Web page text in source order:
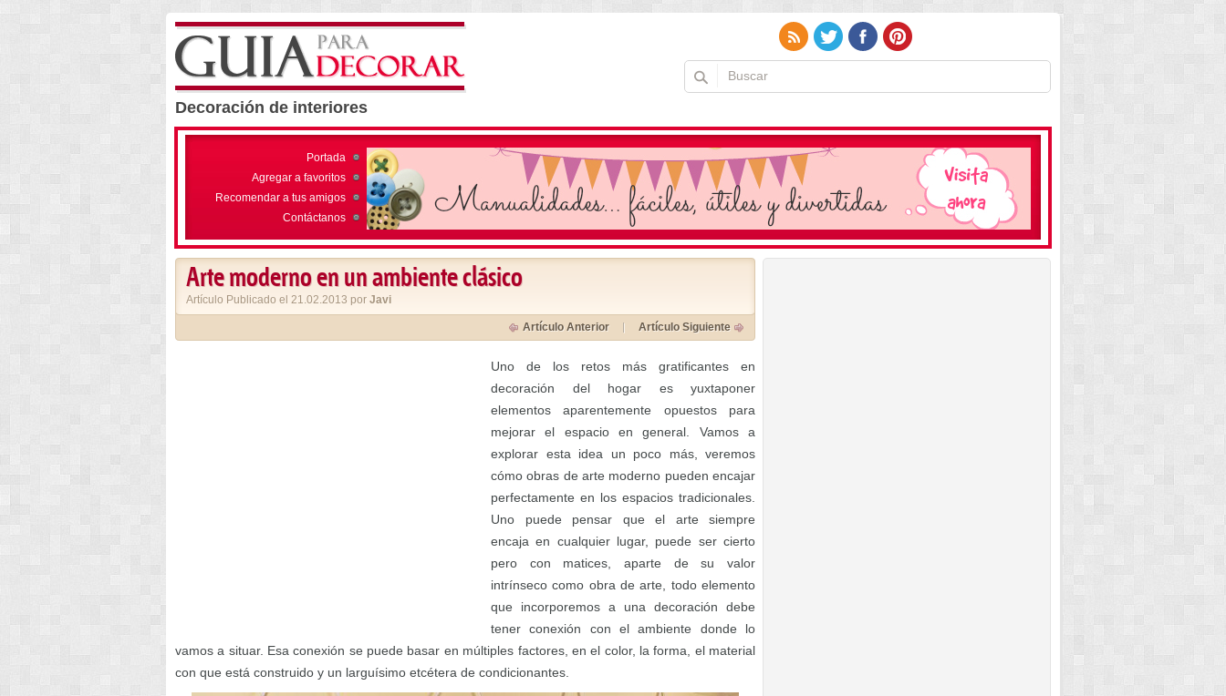
Decoración de interiores
Portada
Agregar a favoritos
Recomendar a tus amigos
Contáctanos
Arte moderno en un ambiente clásico
Artículo Publicado el 21.02.2013 por Javi
Artículo Anterior Artículo Siguiente
Uno de los retos más gratificantes en
decoración del hogar es yuxtaponer
elementos aparentemente opuestos para
mejorar el espacio en general. Vamos a
explorar esta idea un poco más, veremos
cómo obras de arte moderno pueden encajar
perfectamente en los espacios tradicionales.
Uno puede pensar que el arte siempre
encaja en cualquier lugar, puede ser cierto
pero con matices, aparte de su valor
intrínseco como obra de arte, todo elemento
que incorporemos a una decoración debe
tener conexión con el ambiente donde lo
vamos a situar. Esa conexión se puede basar en múltiples factores, en el color, la forma, el material
con que está construido y un larguísimo etcétera de condicionantes.